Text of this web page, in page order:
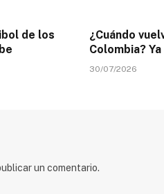
de los
¿Cuándo
Colombia?
30/07/2026
un comentario.